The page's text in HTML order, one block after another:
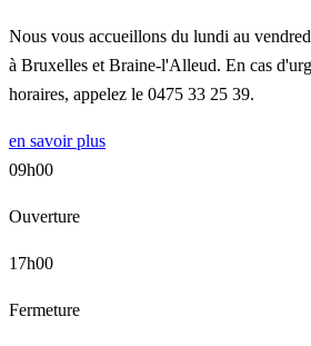
Nous vous accueillons du lundi au
à Bruxelles et Braine-l'Alleud. En cas
horaires, appelez le 0475 33 25 39.
en savoir plus
09h00
Ouverture
17h00
Fermeture